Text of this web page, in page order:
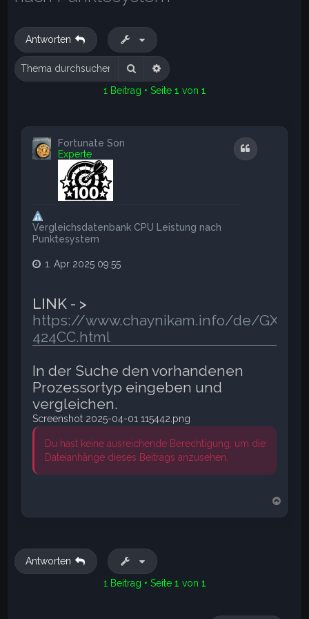
Antworten
Suche Erweiterte Suche
1 Beitrag • Seite 1 von 1
Fortunate Son
Experte
Vergleichsdatenbank CPU Leistung nach
Punktesystem
Zitat
1. Apr 2025 09:55
LINK - >
https://www.chaynikam.info/de/GX-
424CC.html
In der Suche den vorhandenen
Prozessortyp eingeben und
vergleichen.
Screenshot 2025-04-01 115442.png
Du hast keine ausreichende Berechtigung, um die
Dateianhänge dieses Beitrags anzusehen.
a
Antworten
1 Beitrag • Seite 1 von 1